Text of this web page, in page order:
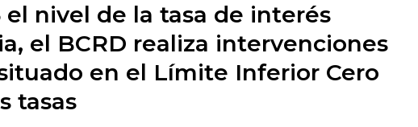
el nivel de la tasa de interés
el BCRD realiza intervenciones
en el Límite Inferior Cero
tasas